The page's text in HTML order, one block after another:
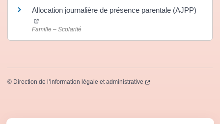
Allocation journalière de présence parentale (AJPP)
(ouverture dans un nouvel onglet)
Famille – Scolarité
© Direction de l’information légale et administrative (ouverture dans un